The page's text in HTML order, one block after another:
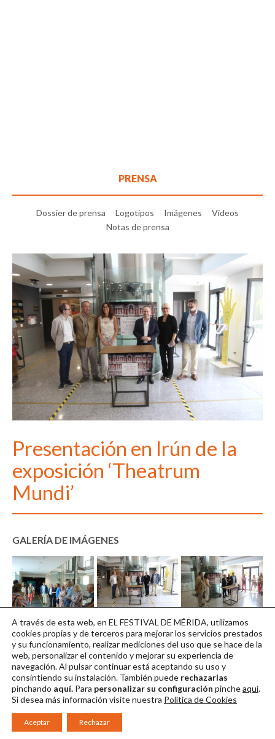
PRENSA
Dossier de prensa Logotipos Imágenes
Vídeos
Notas de prensa
Presentación en Irún de la
exposición ‘Theatrum
Mundi’
GALERÍA DE IMÁGENES
Expo Mérida
Museo Oiasso
Descargar en alta
Expo Mérida (26)
Descargar en alta
Expo Mérida (20)
Descargar en alta
A través de esta web, en EL FESTIVAL DE MÉRIDA, utilizamos
cookies propias y de terceros para mejorar los servicios prestados
y su funcionamiento, realizar mediciones del uso que se hace de la
web, personalizar el contenido y mejorar su experiencia de
navegación. Al pulsar continuarestá aceptando su uso y
consintiendo su instalación. También puede rechazarlas
pinchando aquí. Para personalizar su configuración pincheaquí.
Si desea más información visite nuestra Política de Cookies
Aceptar Rechazar